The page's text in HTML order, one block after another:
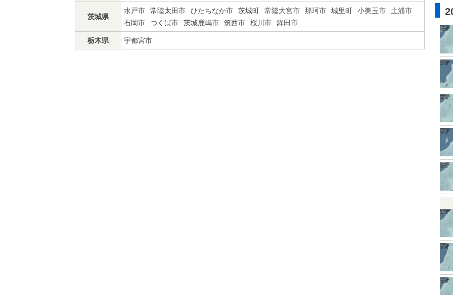
茨城県
水戸市 常陸太田市 ひたちなか市 茨城町 常陸大宮市 那珂市 城里町 小美玉市
土浦市
石岡市
つくば市 茨城鹿嶋市 筑西市 桜川市 鉾田市
栃木県 宇都宮市